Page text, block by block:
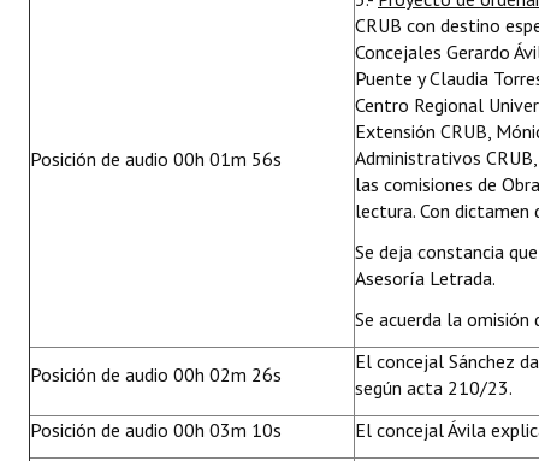
Posición de audio 00h 01m 56s
CRUB con destino
Concejales Gerardo
Puente y Claudia
Centro Regional
Extensión CRUB,
Administrativos
las comisiones de
lectura. Con dictamen
Se deja constancia
Asesoría Letrada.
Se acuerda la omisión
Posición de audio 00h 02m 26s
El concejal Sánchez
según acta 210/23.
Posición de audio 00h 03m 10s
El concejal Ávila